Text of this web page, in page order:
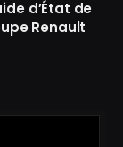
d’État de
Renault